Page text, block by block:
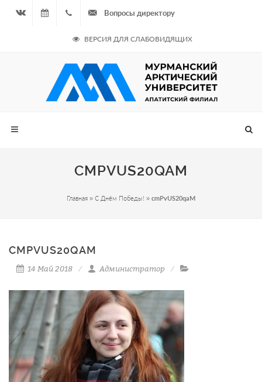
07.08.2026
- Чётная
неделя
964
687
Вопросы директору
ВЕРСИЯ ДЛЯ СЛАБОВИДЯЩИХ
CMPVUS20QAM
Главная » С Днём Победы! » cmPvUS20qaM
CMPVUS20QAM
14 Май 2018 Администратор